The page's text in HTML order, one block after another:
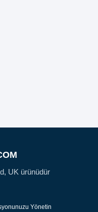
UK ürünüdür
Yönetin